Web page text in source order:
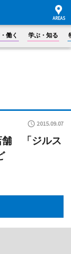
働く 学ぶ・知る
2015.09.07
舗 「ジルス